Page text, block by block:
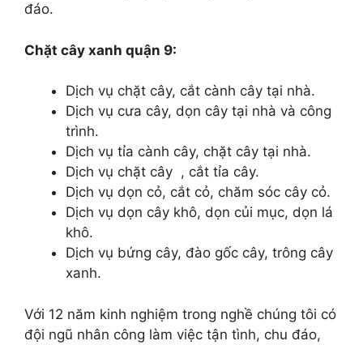
đáo.
Chặt cây xanh quận 9:
Dịch vụ chặt cây, cắt cành cây tại nhà.
Dịch vụ cưa cây, dọn cây tại nhà và công
trình.
Dịch vụ tỉa cành cây, chặt cây tại nhà.
Dịch vụ chặt cây , cắt tỉa cây.
Dịch vụ dọn cỏ, cắt cỏ, chăm sóc cây cỏ.
Dịch vụ dọn cây khô, dọn củi mục, dọn lá
khô.
Dịch vụ bứng cây, đào gốc cây, trông cây
xanh.
Với 12 năm kinh nghiệm trong nghề chúng tôi có
đội ngũ nhân công làm việc tận tình, chu đáo,